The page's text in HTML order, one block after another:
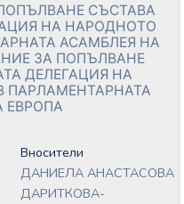
СЪСТАВА
НА НАРОДНОТО
АСАМБЛЕЯ НА
ЗА ПОПЪЛВАНЕ
ДЕЛЕГАЦИЯ НА
ПАРЛАМЕНТАРНАТА
ЕВРОПА
Вносители
ДАНИЕЛА АНАСТАСОВА
ДАРИТКОВА-